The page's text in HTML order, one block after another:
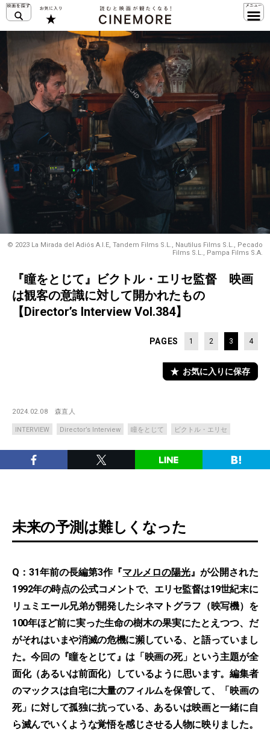
© 2023 La Mirada del Adiós A.I.E, Tandem Films S.L., Nautilus Films S.L., Pecado
Films S.L., Pampa Films S.A.
『瞳をとじて』ビクトル・エリセ監督 映画
は観客の意識に対して開かれたもの
【Director’s Interview Vol.384】
PAGES 1 2 3 4
お気に入りに保存
2024.02.08 森直人
INTERVIEW Director’s Interview 瞳をとじて ビクトル・エリセ
未来の予測は難しくなった
Q：31年前の長編第3作『マルメロの陽光』が公開された
1992年の時点の公式コメントで、エリセ監督は19世紀末に
リュミエール兄弟が開発したシネマトグラフ（映写機）を
100年ほど前に実った生命の樹木の果実にたとえつつ、だ
がそれはいまや消滅の危機に瀕している、と語っていまし
た。今回の『瞳をとじて』は「映画の死」という主題が全
面化（あるいは前面化）しているように思います。編集者
のマックスは自宅に大量のフィルムを保管して、「映画の
死」に対して孤独に抗っている、あるいは映画と一緒に自
ら滅んでいくような覚悟を感じさせる人物に映りました。